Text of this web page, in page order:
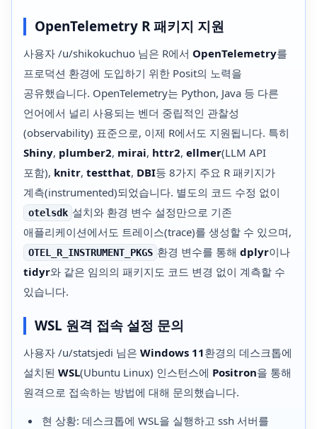
OpenTelemetry R 패키지 지원
사용자 /u/shikokuchuo 님은 R에서 OpenTelemetry를
프로덕션 환경에 도입하기 위한 Posit의 노력을
공유했습니다. OpenTelemetry는 Python, Java 등 다른
언어에서 널리 사용되는 벤더 중립적인 관찰성
(observability) 표준으로, 이제 R에서도 지원됩니다. 특히
Shiny, plumber2, mirai, httr2, ellmer(LLM API
포함), knitr, testthat, DBI등 8가지 주요 R 패키지가
계측(instrumented)되었습니다. 별도의 코드 수정 없이
otelsdk 설치와 환경 변수 설정만으로 기존
애플리케이션에서도 트레이스(trace)를 생성할 수 있으며,
OTEL_R_INSTRUMENT_PKGS 환경 변수를 통해dplyr이나
tidyr와 같은 임의의 패키지도 코드 변경 없이 계측할 수
있습니다.
WSL 원격 접속 설정 문의
사용자 /u/statsjedi 님은 Windows 11환경의 데스크톱에
설치된 WSL(Ubuntu Linux) 인스턴스에 Positron을 통해
원격으로 접속하는 방법에 대해 문의했습니다.
현 상황: 데스크톱에 WSL을 실행하고 ssh 서버를